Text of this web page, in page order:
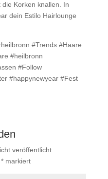
Korken knallen. In
dein Estilo Hairlounge
#Trends #Haare
#heilbronn
#Follow
#happynewyear #Fest
veröffentlicht.
*markiert